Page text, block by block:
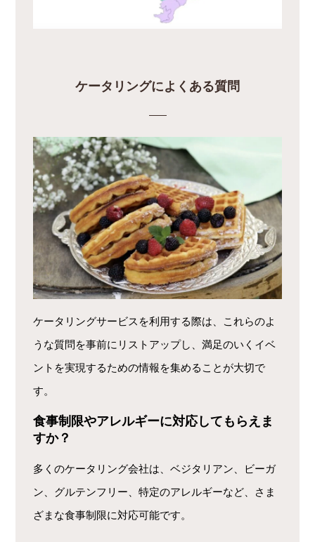
ケータリングによくある質問
ケータリングサービスを利用する際は、これらのよ
うな質問を事前にリストアップし、満足のいくイベ
ントを実現するための情報を集めることが大切で
す。
食事制限やアレルギーに対応してもらえま
すか？
多くのケータリング会社は、ベジタリアン、ビーガ
ン、グルテンフリー、特定のアレルギーなど、さま
ざまな食事制限に対応可能です。